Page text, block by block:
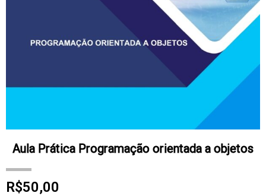
Aula Prática Programação orientada a objetos
R$50,00